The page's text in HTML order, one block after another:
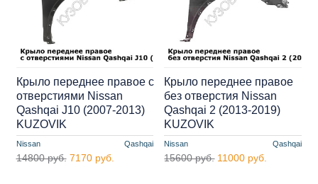
Nissan Qashqai
Крыло переднее правое с
отверстиями Nissan
Qashqai J10 (2007-2013)
KUZOVIK
14800 руб. 7170 руб.
Nissan Qashqai
Крыло переднее правое
без отверстия Nissan
Qashqai 2 (2013-2019)
KUZOVIK
15600 руб. 11000 руб.